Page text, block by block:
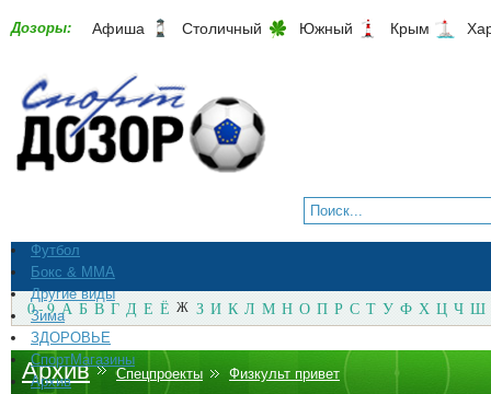
Дозоры: Афиша Столичный Южный Крым
Футбол
Бокс & ММА
Другие виды
Зима
ЗДОРОВЬЕ
СпортМагазины
Архив
0 - 9 А Б В Г Д Е Ё Ж З И К Л М Н О П Р С Т У Ф Х Ц Ч Ш
Архив Спецпроекты Физкульт привет